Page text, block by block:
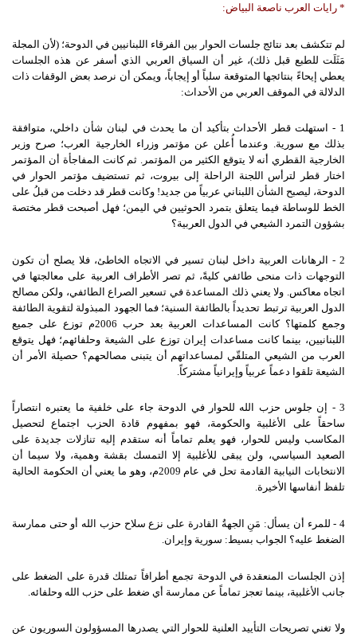
* رايات العرب ناصعة البياض:
لم تتكشف بعد نتائج جلسات الحوار بين الفرقاء اللبنانيين في الدوحة؛ (لأن المجلة
مَثَلَت للطبع قبل ذلك)، غير أن السياق العربي الذي أسفر عن هذه الجلسات
يعطي إيحاءً بنتائجها المتوقعة سلباً أو إيجاباً، ويمكن أن نرصد بعض الوقفات ذات
الدلالة في الموقف العربي من الأحداث:
1 - استهلت قطر الأحداث بتأكيد أن ما يحدث في لبنان شأن داخلي، متوافقة
بذلك مع سورية. وعندما أُعلن عن مؤتمر وزراء الخارجية العرب؛ صرح وزير
الخارجية القطري أنه لا يتوقع الكثير من المؤتمر. ثم كانت المفاجأة أن المؤتمر
اختار قطر لترأس اللجنة الراحلة إلى بيروت، ثم تستضيف مؤتمر الحوار في
الدوحة، ليصبح الشأن اللبناني عربياً من جديد! وكانت قطر قد دخلت من قبلُ على
الخط للوساطة فيما يتعلق بتمرد الحوثيين في اليمن؛ فهل أصبحت قطر مختصة
بشؤون التمرد الشيعي في الدول العربية؟
2 - الرهانات العربية داخل لبنان تسير في الاتجاه الخاطئ، فلا يصلح أن تكون
التوجهات ذات منحى طائفي كليةً، ثم تصر الأطراف العربية على معالجتها في
اتجاه معاكس. ولا يعني ذلك المساعدة في تسعير الصراع الطائفي، ولكن مصالح
الدول العربية ترتبط تحديداً بالطائفة السنية؛ فما الجهود المبذولة لتقوية الطائفة
وجمع كلمتها؟ كانت المساعدات العربية بعد حرب 2006م توزع على جميع
اللبنانيين، بينما كانت مساعدات إيران توزع على الشيعة وحلفائهم؛ فهل يتوقع
العرب من الشيعي المتلقّي لمساعداتهم أن يتبنى مصالحهم؟ حصيلة الأمر أن
الشيعة تلقوا دعماً عربياً وإيرانياً مشتركاً.
3 - إن جلوس حزب الله للحوار في الدوحة جاء على خلفية ما يعتبره انتصاراً
ساحقاً على الأغلبية والحكومة، فهو بمفهوم قادة الحزب اجتماع لتحصيل
المكاسب وليس للحوار، فهو يعلم تماماً أنه ستقدم إليه تنازلات جديدة على
الصعيد السياسي، ولن يبقى للأغلبية إلا التمسك بقشة وهمية، ولا سيما أن
الانتخابات النيابية القادمة تحل في عام 2009م، وهو ما يعني أن الحكومة الحالية
تلفظ أنفاسها الأخيرة.
4 - للمرء أن يسأل: مَنِ الجهةُ القادرة على نزع سلاح حزب الله أو حتى ممارسة
الضغط عليه؟ الجواب بسيط: سورية وإيران.
إذن الجلسات المنعقدة في الدوحة تجمع أطرافاً تمتلك قدرة على الضغط على
جانب الأغلبية، بينما تعجز تماماً عن ممارسة أي ضغط على حزب الله وحلفائه.
ولا تغني تصريحات التأييد العلنية للحوار التي يصدرها المسؤولون السوريون عن